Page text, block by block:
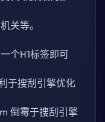
关等。
个H1标签即可
于搜刮引擎优化
倒霉于搜刮引擎